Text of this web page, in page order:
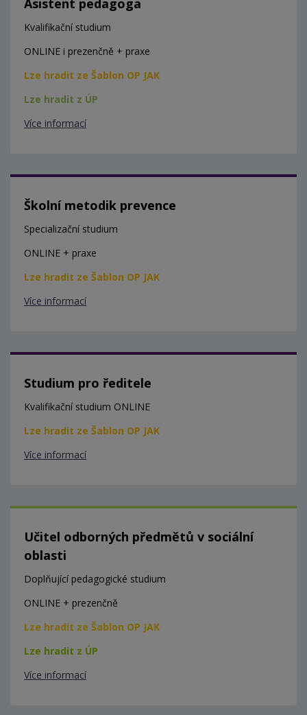
Asistent pedagoga
Kvalifikační studium
ONLINE i prezenčně + praxe
Lze hradit ze Šablon OP JAK
Lze hradit z ÚP
Více informací
Školní metodik prevence
Specializační studium
ONLINE + praxe
Lze hradit ze Šablon OP JAK
Více informací
Studium pro ředitele
Kvalifikační studium ONLINE
Lze hradit ze Šablon OP JAK
Více informací
Učitel odborných předmětů v sociální
oblasti
Doplňující pedagogické studium
ONLINE + prezenčně
Lze hradit ze Šablon OP JAK
Lze hradit z ÚP
Více informací